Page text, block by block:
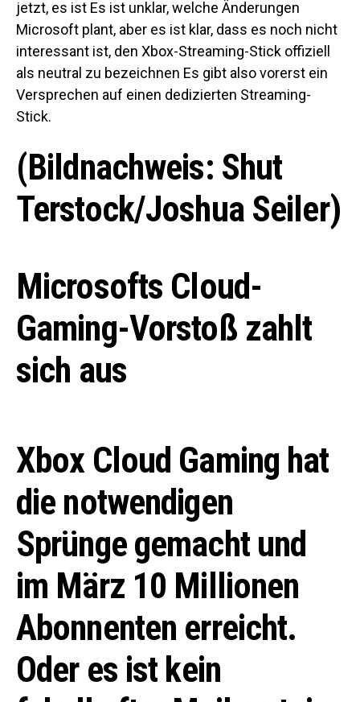
jetzt, es ist Es ist unklar, welche Änderungen
Microsoft plant, aber es ist klar, dass es noch nicht
interessant ist, den Xbox-Streaming-Stick offiziell
als neutral zu bezeichnen Es gibt also vorerst ein
Versprechen auf einen dedizierten Streaming-
Stick.
(Bildnachweis: Shut
Terstock/Joshua Seiler)
Microsofts Cloud-
Gaming-Vorstoß zahlt
sich aus
Xbox Cloud Gaming hat
die notwendigen
Sprünge gemacht und
im März 10 Millionen
Abonnenten erreicht.
Oder es ist kein